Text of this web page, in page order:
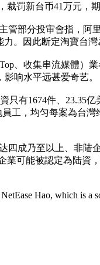
裁罚新台币41万元，
部分投审會指，阿
。因此断定淘寶台
、收集串流媒體）
响水平远甚爱奇艺。
有1674件、23.35
工，均匀每案為台
成乃至以上、非
可能被認定為陆
Hao, which is